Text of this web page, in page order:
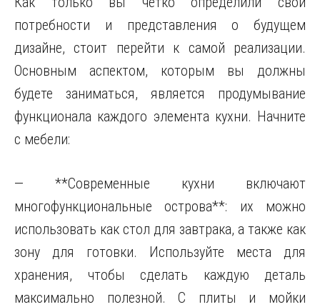
потребности и представления о будущем
дизайне, стоит перейти к самой реализации.
Основным аспектом, которым вы должны
будете заниматься, является продумывание
функционала каждого элемента кухни. Начните
с мебели:
— **Современные кухни включают
многофункциональные острова**: их можно
использовать как стол для завтрака, а также как
зону для готовки. Используйте места для
хранения, чтобы сделать каждую деталь
максимально полезной. С плиты и мойки